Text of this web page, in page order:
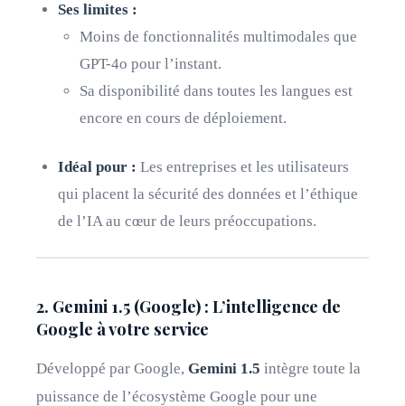
Ses limites :
Moins de fonctionnalités multimodales que
GPT-4o pour l’instant.
Sa disponibilité dans toutes les langues est
encore en cours de déploiement.
Idéal pour : Les entreprises et les utilisateurs
qui placent la sécurité des données et l’éthique
de l’IA au cœur de leurs préoccupations.
2. Gemini 1.5 (Google) : L’intelligence de
Google à votre service
Développé par Google, Gemini 1.5 intègre toute la
puissance de l’écosystème Google pour une